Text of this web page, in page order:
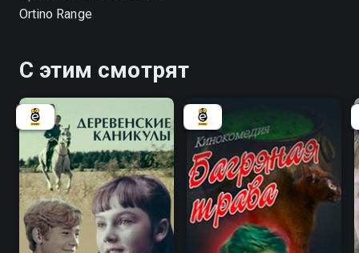
Ortino Range
С этим смотрят